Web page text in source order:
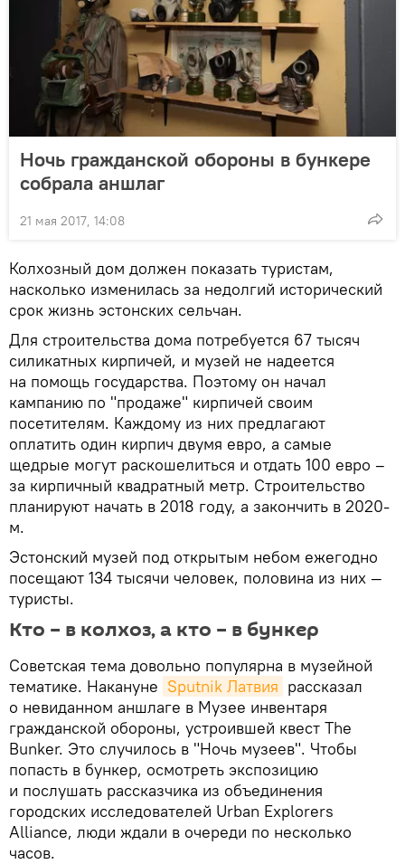
Ночь гражданской обороны в бункере
собрала аншлаг
21 мая 2017, 14:08
Колхозный дом должен показать туристам,
насколько изменилась за недолгий исторический
срок жизнь эстонских сельчан.
Для строительства дома потребуется 67 тысяч
силикатных кирпичей, и музей не надеется
на помощь государства. Поэтому он начал
кампанию по "продаже" кирпичей своим
посетителям. Каждому из них предлагают
оплатить один кирпич двумя евро, а самые
щедрые могут раскошелиться и отдать 100 евро –
за кирпичный квадратный метр. Строительство
планируют начать в 2018 году, а закончить в 2020-
м.
Эстонский музей под открытым небом ежегодно
посещают 134 тысячи человек, половина из них —
туристы.
Кто – в колхоз, а кто – в бункер
Советская тема довольно популярна в музейной
тематике. Накануне Sputnik Латвия рассказал
о невиданном аншлаге в Музее инвентаря
гражданской обороны, устроившей квест The
Bunker. Это случилось в "Ночь музеев". Чтобы
попасть в бункер, осмотреть экспозицию
и послушать рассказчика из объединения
городских исследователей Urban Explorers
Alliance, люди ждали в очереди по несколько
часов.